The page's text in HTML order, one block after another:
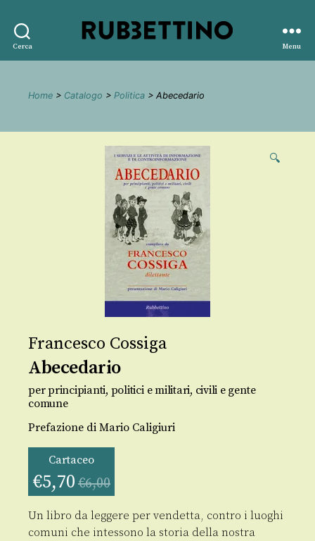
Cerca
editore
Menu
Home > Catalogo > Politica > Abecedario
🔍
Francesco Cossiga
Abecedario
per principianti, politici e militari, civili e gente
comune
Prefazione di Mario Caligiuri
Cartaceo
€5,70 €6,00
Un libro da leggere per vendetta, contro i luoghi
comuni che intessono la storia della nostra